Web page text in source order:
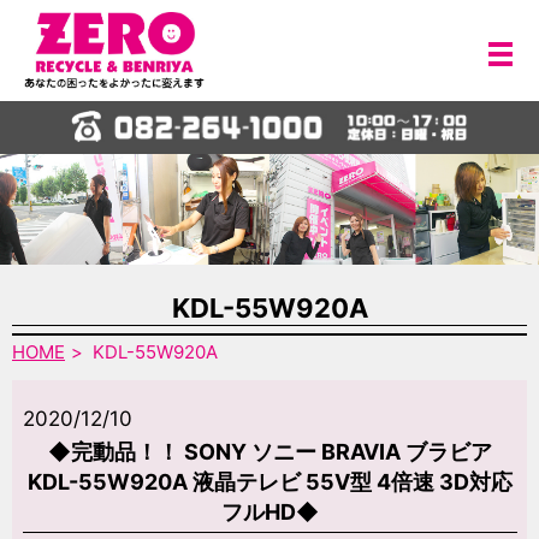
メ
KDL-55W920A
HOME KDL-55W920A
2020/12/10
◆完動品！！ SONY ソニー BRAVIA ブラビア
KDL-55W920A 液晶テレビ 55V型 4倍速 3D対応
フルHD◆